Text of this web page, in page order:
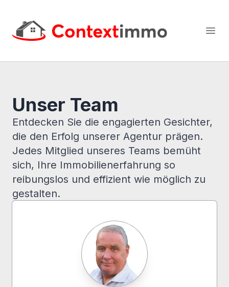
Context Immo
Unser Team
Entdecken Sie die engagierten Gesichter,
die den Erfolg unserer Agentur prägen.
Jedes Mitglied unseres Teams bemüht
sich, Ihre Immobilienerfahrung so
reibungslos und effizient wie möglich zu
gestalten.